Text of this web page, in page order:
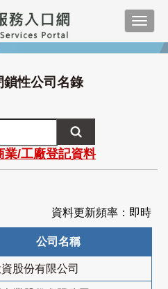
鎖性公司名錄
業/工廠登記資料
資料更新頻率：即時
公司名稱
股份有限公司